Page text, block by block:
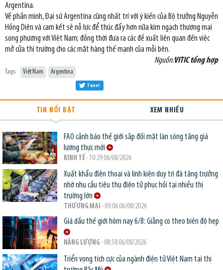
Argentina.
Về phần mình, Đại sứ Argentina cũng nhất trí với ý kiến của Bộ trưởng Nguyễn
Hồng Diên và cam kết sẽ nỗ lực để thúc đẩy hơn nữa kim ngạch thương mại
song phương với Việt Nam; đồng thời đưa ra các đề xuất liên quan đến việc
mở cửa thị trường cho các mặt hàng thế mạnh của mỗi bên.
Nguồn:VITIC tổng hợp
Tags: Việt Nam Argentina
Tweet
TIN NỔI BẬT XEM NHIỀU
FAO cảnh báo thế giới sắp đối mặt làn sóng tăng giá
lương thực mới
KINH TẾ- 10:29 06/08/2026
Xuất khẩu điện thoại và linh kiện duy trì đà tăng trưởng
nhờ nhu cầu tiêu thụ điện tử phục hồi tại nhiều thị
trường lớn
THƯƠNG MẠI - 09:06 06/08/2026
Giá dầu thế giới hôm nay 6/8: Giằng co theo biên độ hẹp
NĂNG LƯỢNG - 08:58 06/08/2026
Triển vọng tích cực của ngành điện tử Việt Nam tại thị